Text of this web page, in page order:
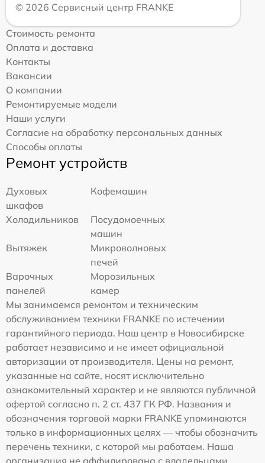
© 2026 Сервисный центр FRANKE
Стоимость ремонта
Оплата и доставка
Контакты
Вакансии
О компании
Ремонтируемые модели
Наши услуги
Согласие на обработку персональных данных
Способы оплаты
Ремонт устройств
Духовых
шкафов
Кофемашин
Холодильников
Посудомоечных
машин
Вытяжек
Микроволновых
печей
Варочных
панелей
Морозильных
камер
Мы занимаемся ремонтом и техническим
обслуживанием техники FRANKE по истечении
гарантийного периода. Наш центр в Новосибирске
работает независимо и не имеет официальной
авторизации от производителя. Цены на ремонт,
указанные на сайте, носят исключительно
ознакомительный характер и не являются публичной
офертой согласно п. 2 ст. 437 ГК РФ. Названия и
обозначения торговой марки FRANKE упоминаются
только в информационных целях — чтобы обозначить
перечень техники, с которой мы работаем. Наша
организация не аффилирована с владельцами